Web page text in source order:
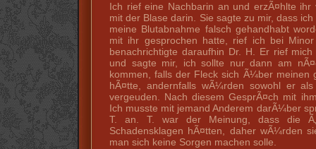
Ich rief eine Nachbarin an und erzÃ¤hlte
mit der Blase darin. Sie sagte zu mir, dass
meine Blutabnahme falsch gehandhabt
mit ihr gesprochen hatte, rief ich bei
benachrichtigte daraufhin Dr. H. Er rief
und sagte mir, ich sollte nur dann am
kommen, falls der Fleck sich Ã¼ber meinen
hÃ¤tte, andernfalls wÃ¼rden sowohl er
vergeuden. Nach diesem GesprÃ¤ch mit
Ich musste mit jemand Anderem darÃ¼ber
T. an. T. war der Meinung, dass die
Schadensklagen hÃ¤tten, daher wÃ¼rden
man sich keine Sorgen machen solle.